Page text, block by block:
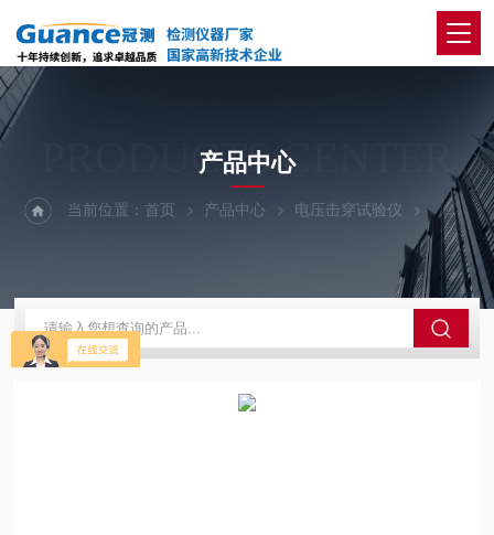
PRODUCTS CENTER
产品中心
当前位置：首页 产品中心 电压击穿试验仪 50Kv-电